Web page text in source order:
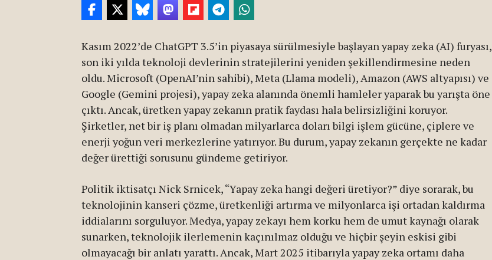
Kasım 2022’de ChatGPT 3.5’in piyasaya sürülmesiyle başlayan yapay zeka (AI) furyası,
son iki yılda teknoloji devlerinin stratejilerini yeniden şekillendirmesine neden
oldu. Microsoft (OpenAI’nin sahibi), Meta (Llama modeli), Amazon (AWS altyapısı) ve
Google (Gemini projesi), yapay zeka alanında önemli hamleler yaparak bu yarışta öne
çıktı. Ancak, üretken yapay zekanın pratik faydası hala belirsizliğini koruyor.
Şirketler, net bir iş planı olmadan milyarlarca doları bilgi işlem gücüne, çiplere ve
enerji yoğun veri merkezlerine yatırıyor. Bu durum, yapay zekanın gerçekte ne kadar
değer ürettiği sorusunu gündeme getiriyor.
Politik iktisatçı Nick Srnicek, “Yapay zeka hangi değeri üretiyor?” diye sorarak, bu
teknolojinin kanseri çözme, üretkenliği artırma ve milyonlarca işi ortadan kaldırma
iddialarını sorguluyor. Medya, yapay zekayı hem korku hem de umut kaynağı olarak
sunarken, teknolojik ilerlemenin kaçınılmaz olduğu ve hiçbir şeyin eskisi gibi
olmayacağı bir anlatı yarattı. Ancak, Mart 2025 itibarıyla yapay zeka ortamı daha